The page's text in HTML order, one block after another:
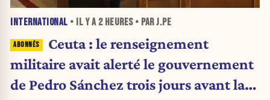
INTERNATIONAL • IL Y A 2 HEURES• PAR J.PE
Ceuta : le renseignement
militaire avait alerté le gouvernement
de Pedro Sánchez trois jours avant la